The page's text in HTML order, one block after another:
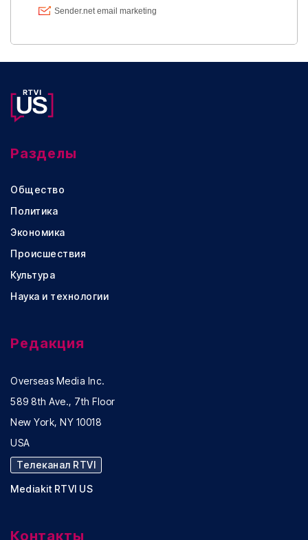
Разделы
Общество
Политика
Экономика
Происшествия
Культура
Наука и технологии
Редакция
Overseas Media Inc.
589 8th Ave., 7th Floor
New York, NY 10018
USA
Телеканал RTVI
Mediakit RTVI US
Контакты